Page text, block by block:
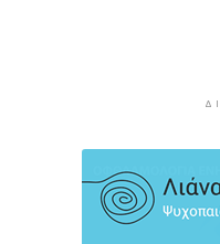
Στις 2
οικονομικού
Θεσσαλονίκη
6 ώρες 52 λεπτά πρίν